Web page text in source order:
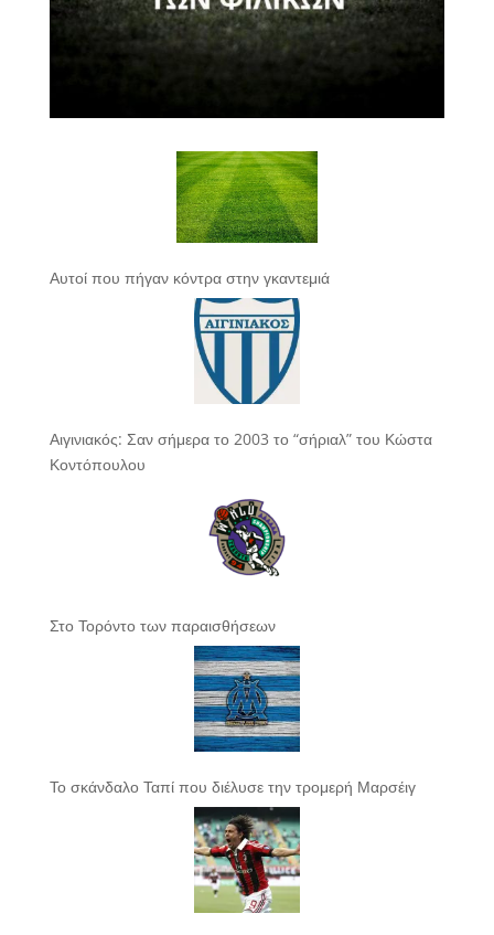
Αυτοί που πήγαν κόντρα στην γκαντεμιά
Αιγινιακός: Σαν σήμερα το 2003 το “σήριαλ” του Κώστα
Κοντόπουλου
Στο Τορόντο των παραισθήσεων
Το σκάνδαλο Ταπί που διέλυσε την τρομερή Μαρσέιγ